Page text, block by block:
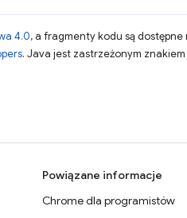
4.0, a fragmenty kodu są dostępne
. Java jest zastrzeżonym
Powiązane informacje
Chrome dla programistów